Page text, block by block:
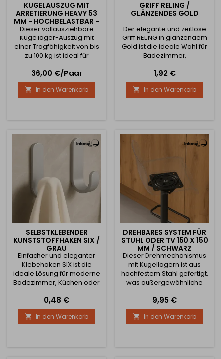
KUGELAUSZUG MIT
ARRETIERUNG HEAVY 53
MM - HOCHBELASTBAR -
TRAGFÄHIGKEIT 100 KG
Dieser vollausziehbare
Kugellager-Auszug mit
einer Tragfähigkeit von bis
zu 100 kg ist ideal für
und spezielle
Anwendungen.Dank der
robusten Konstruktion, dem
präzisen
der Sicherheitsarretierung
außergewöhnliche
Stabilität, Zuverlässigkeit
Preis
36,00 €/Paar
 In den Warenkorb
GRIFF RELING /
GLÄNZENDES GOLD
Der elegante und zeitlose
Griff RELING in glänzendem
Gold ist die ideale Wahl für
Badezimmer,
moderne Küchen. Dank
seiner klassischen Form
und luxuriösen Ausführung
ergänzt er jedes Interieur
einen stilvollen Look.
Design – die glänzende
Goldoberfläche wirkt
Preis
1,92 €
 In den Warenkorb
SELBSTKLEBENDER
KUNSTSTOFFHAKEN SIX /
GRAU
Einfacher und eleganter
Klebehaken SIX ist die
ideale Lösung für moderne
Badezimmer, Küchen oder
minimalistischen Designs
und der hochwertigen
Verarbeitung lässt er sich
leicht mit verschiedenen
kombinieren. Hauptvorteile:
Preis
0,48 €
 In den Warenkorb
DREHBARES SYSTEM FÜR
STUHL ODER TV 150 X 150
MM / SCHWARZ
Dieser Drehmechanismus
mit Kugellagern ist aus
hochfestem Stahl gefertigt,
was außergewöhnliche
eine lange Lebensdauer
auch bei intensiver Nutzung
garantiert. Er ermöglicht ein
sanftes und leises Drehen
Ruckeln oder Spiel.
Preis
9,95 €
 In den Warenkorb